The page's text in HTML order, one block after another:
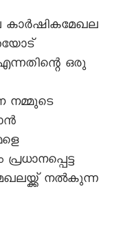
കാർഷികമേഖല
ഒരു
നമ്മുടെ
നൽകുന്ന